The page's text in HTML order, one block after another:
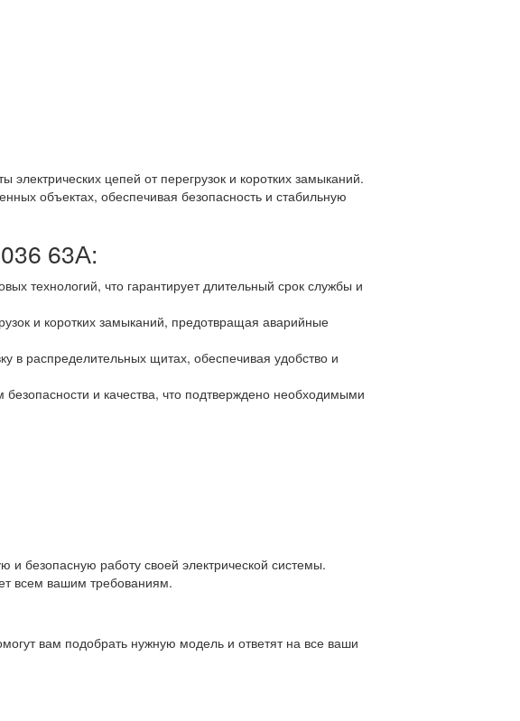
цепей от перегрузок и коротких замыканий.
объектах, обеспечивая безопасность и стабильную
63А:
технологий, что гарантирует длительный срок службы и
и коротких замыканий, предотвращая аварийные
в распределительных щитах, обеспечивая удобство и
и качества, что подтверждено необходимыми
и безопасную работу своей электрической системы.
всем вашим требованиям.
вам подобрать нужную модель и ответят на все ваши